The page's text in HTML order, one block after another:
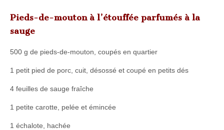
Pieds-de-mouton à l’étouffée parfumés à la
sauge
500 g de pieds-de-mouton, coupés en quartier
1 petit pied de porc, cuit, désossé et coupé en petits dés
4 feuilles de sauge fraîche
1 petite carotte, pelée et émincée
1 échalote, hachée